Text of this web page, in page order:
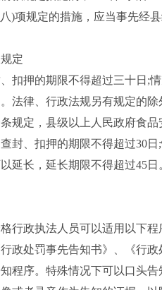
)项规定的措施，应当事先经
定
押的期限不得超过三十日;情
法律、行政法规另有规定的除
定，县级以上人民政府食品
封、扣押的期限不得超过30
延长，延长期限不得超过45
政执法人员可以适用以下程
政处罚事先告知书》、《行
程序。特殊情况下可以口头